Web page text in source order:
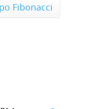
Fibonacci